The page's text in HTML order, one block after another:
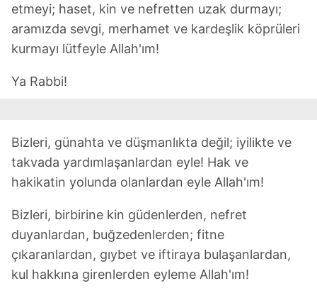
etmeyi; haset, kin ve nefretten uzak durmayı;
aramızda sevgi, merhamet ve kardeşlik köprüleri
kurmayı lütfeyle Allah'ım!
Ya Rabbi!
Bizleri, günahta ve düşmanlıkta değil; iyilikte ve
takvada yardımlaşanlardan eyle! Hak ve
hakikatin yolunda olanlardan eyle Allah'ım!
Bizleri, birbirine kin güdenlerden, nefret
duyanlardan, buğzedenlerden; fitne
çıkaranlardan, gıybet ve iftiraya bulaşanlardan,
kul hakkına girenlerden eyleme Allah'ım!